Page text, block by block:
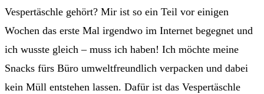
Vespertäschle gehört? Mir ist so ein Teil vor einigen
Wochen das erste Mal irgendwo im Internet begegnet und
ich wusste gleich – muss ich haben! Ich möchte meine
Snacks fürs Büro umweltfreundlich verpacken und dabei
kein Müll entstehen lassen. Dafür ist das Vespertäschle